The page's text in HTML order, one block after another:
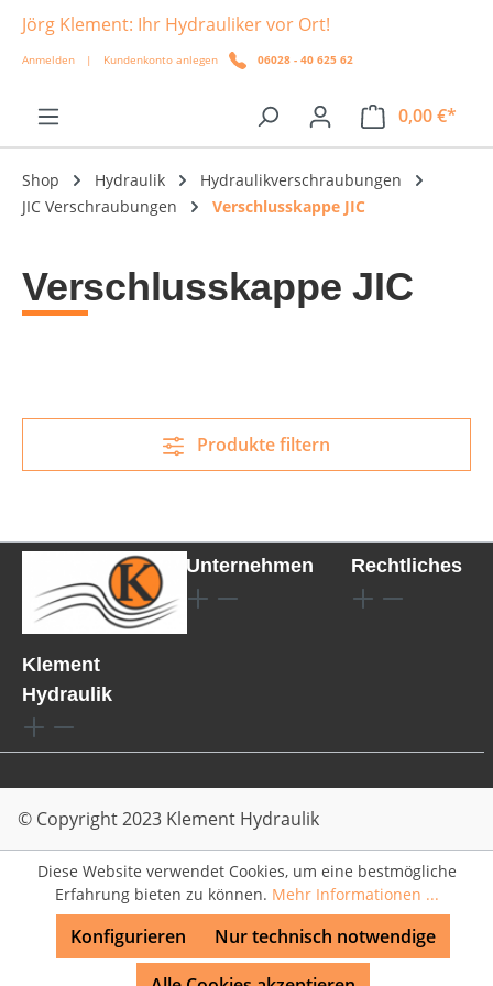
springen
Jörg Klement: Ihr Hydrauliker vor Ort!
Anmelden | Kundenkonto anlegen 06028 - 40 625 62
0,00 €*
Shop Hydraulik
Hydraulikverschraubungen
JIC Verschraubungen
Verschlusskappe JIC
Verschlusskappe JIC
Produkte filtern
Klement
Hydraulik
Unternehmen Rechtliches
© Copyright 2023 Klement Hydraulik
Diese Website verwendet Cookies, um eine bestmögliche
Erfahrung bieten zu können. Mehr Informationen ...
Nur technisch notwendige
Konfigurieren